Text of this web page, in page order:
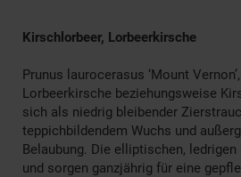
Kirschlorbeer, Lorbeerkirsche
Prunus laurocerasus ‘Mount
Lorbeerkirsche beziehungsweise
sich als niedrig bleibender
teppichbildendem Wuchs und
Belaubung. Die elliptischen,
und sorgen ganzjährig für eine